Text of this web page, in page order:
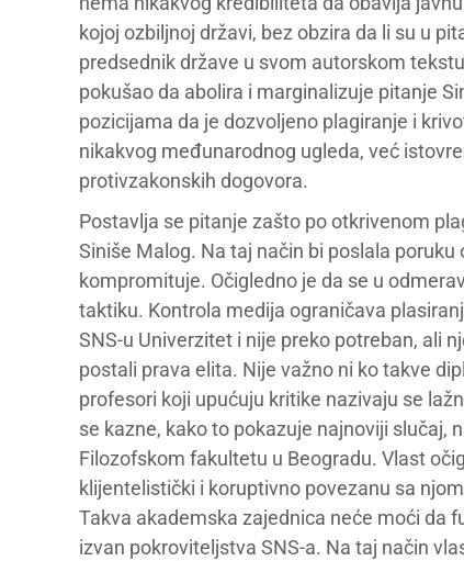
kojoj ozbiljnoj državi, bez obzira da li su u
predsednik države u svom autorskom
pokušao da abolira i marginalizuje pitanje
pozicijama da je dozvoljeno plagiranje i
nikakvog međunarodnog ugleda, već
protivzakonskih dogovora.
Postavlja se pitanje zašto po otkrivenom
Siniše Malog. Na taj način bi poslala
kompromituje. Očigledno je da se u
taktiku. Kontrola medija ograničava
SNS-u Univerzitet i nije preko potreban, ali
postali prava elita. Nije važno ni ko takve
profesori koji upućuju kritike nazivaju se
se kazne, kako to pokazuje najnoviji
Filozofskom fakultetu u Beogradu. Vlast
klijentelistički i koruptivno povezanu sa
Takva akademska zajednica neće moći da
izvan pokroviteljstva SNS-a. Na taj način